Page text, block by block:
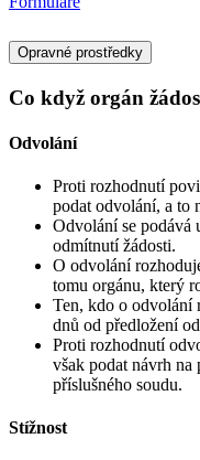
Opravné prostředky
Co když orgán
Odvolání
Proti rozhodnutí
podat odvolání, a to
Odvolání se podává
odmítnutí žádosti.
O odvolání
tomu orgánu, který
Ten, kdo o odvolání
dnů od předložení
Proti rozhodnutí
však podat návrh na
příslušného soudu.
Stížnost